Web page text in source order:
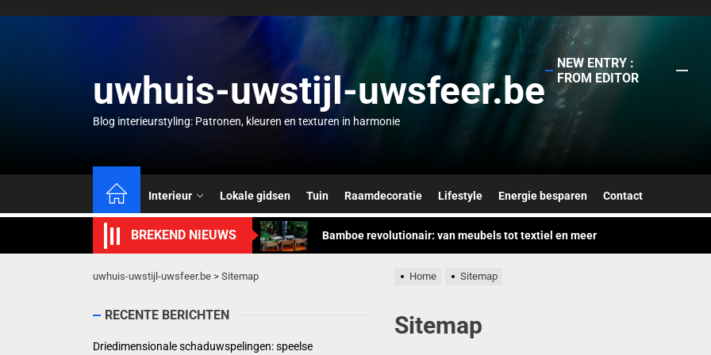
uwhuis-uwstijl-uwsfeer.be
Blog interieurstyling: Patronen, kleuren en texturen in harmonie
NEW ENTRY :
FROM EDITOR
Interieur Lokale gidsen Tuin Raamdecoratie Lifestyle Energie besparen Contact
BREKEND NIEUWS
Driedimensionale schaduwspelingen: speelse verlichtingstrends
Waarom gewassen wol vloerkleden de nieuwste must-have zijn voor eco-
Home Sitemap
Sitemap
uwhuis-uwstijl-uwsfeer.be > Sitemap
RECENTE BERICHTEN
Driedimensionale schaduwspelingen: speelse